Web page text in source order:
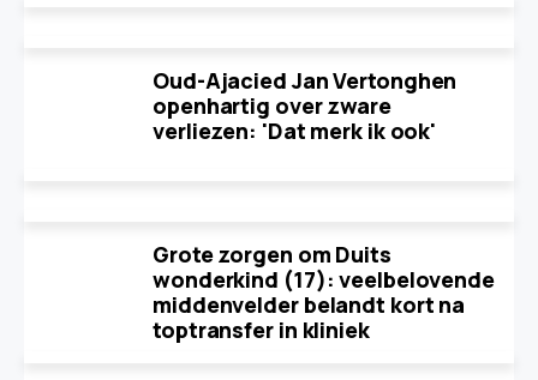
Oud-Ajacied Jan Vertonghen
openhartig over zware
verliezen: 'Dat merk ik ook'
Grote zorgen om Duits
wonderkind (17): veelbelovende
middenvelder belandt kort na
toptransfer in kliniek